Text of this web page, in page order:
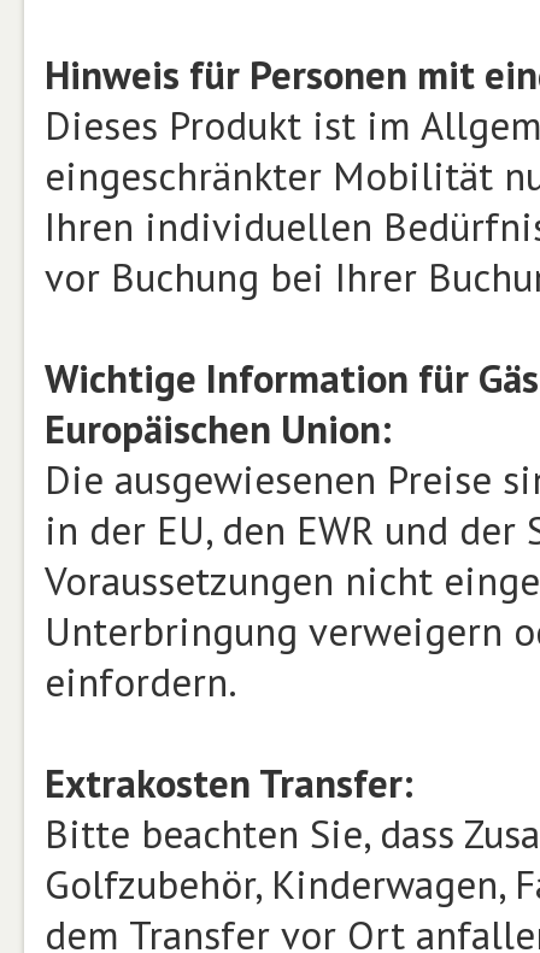
Hinweis für Personen mit
Dieses Produkt ist im
eingeschränkter Mobilität
Ihren individuellen
vor Buchung bei Ihrer
Wichtige Information für
Europäischen Union:
Die ausgewiesenen Preise
in der EU, den EWR und
Voraussetzungen nicht
Unterbringung verweigern
einfordern.
Extrakosten Transfer:
Bitte beachten Sie, dass
Golfzubehör, Kinderwagen,
dem Transfer vor Ort